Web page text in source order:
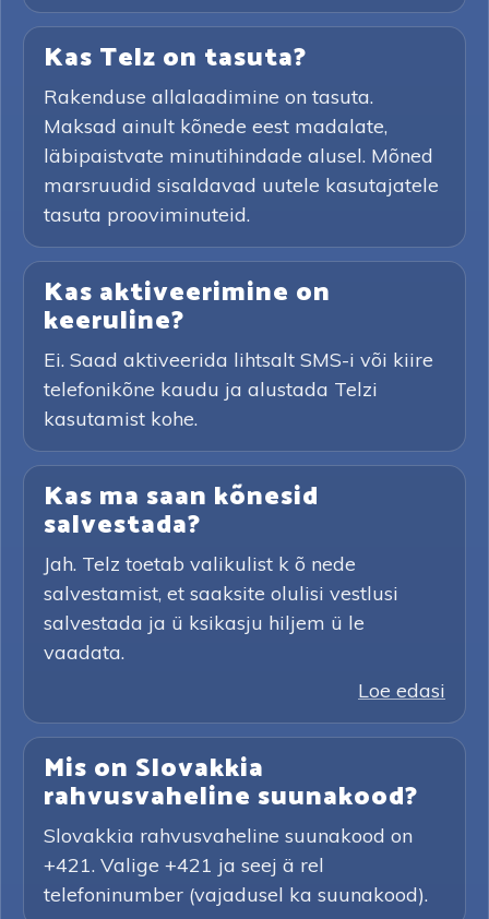
Kas Telz on tasuta?
Rakenduse allalaadimine on tasuta.
Maksad ainult kõnede eest madalate,
läbipaistvate minutihindade alusel. Mõned
marsruudid sisaldavad uutele kasutajatele
tasuta prooviminuteid.
Kas aktiveerimine on
keeruline?
Ei. Saad aktiveerida lihtsalt SMS-i või kiire
telefonikõne kaudu ja alustada Telzi
kasutamist kohe.
Kas ma saan kõnesid
salvestada?
Jah. Telz toetab valikulist k õ nede
salvestamist, et saaksite olulisi vestlusi
salvestada ja ü ksikasju hiljem ü le
vaadata.
Loe edasi
Mis on Slovakkia
rahvusvaheline suunakood?
Slovakkia rahvusvaheline suunakood on
+421. Valige +421 ja seej ä rel
telefoninumber (vajadusel ka suunakood).